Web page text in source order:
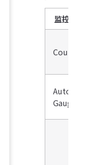
监控指标
Counter
Gauge